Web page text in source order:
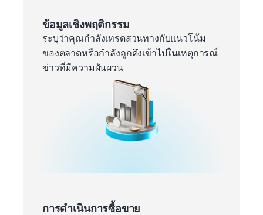
ข้อมูลเชิงพฤติกรรม
ระบุว่าคุณกำลังเทรดสวนทางกับแนวโน้ม
ของตลาดหรือกำลังถูกดึงเข้าไปในเหตุการณ์
ข่าวที่มีความผันผวน
การดำเนินการซื้อขาย